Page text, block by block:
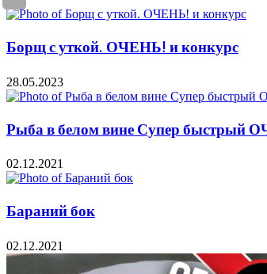
Борщ с уткой. ОЧЕНЬ! и конкурс
28.05.2023
Рыба в белом вине Супер
02.12.2021
Бараний бок
02.12.2021